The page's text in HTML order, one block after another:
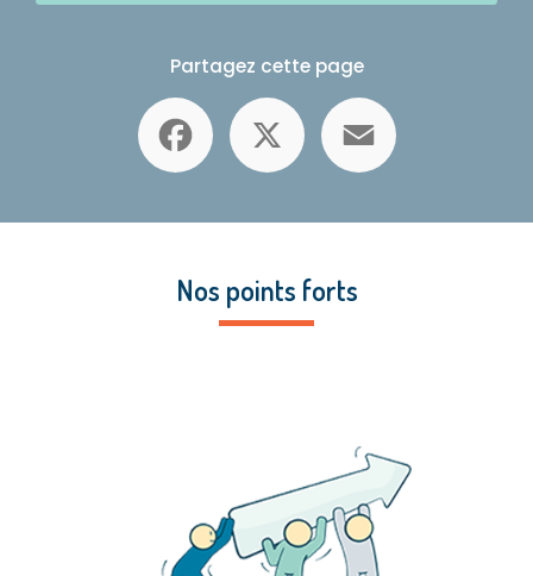
Partagez cette page
Facebook
Nos points forts